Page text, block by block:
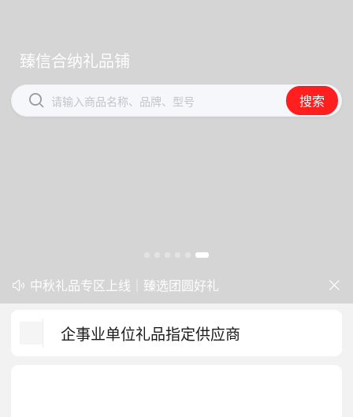
臻信合纳礼品铺
 请输入商品名称、品牌、型号 搜索
臻信合纳礼品铺
 请输入商品名称、品牌、型号 搜索

开学季礼品专区现已正式上线！
中秋礼品专区上线｜臻选团圆好礼

企事业单位礼品指定供应商